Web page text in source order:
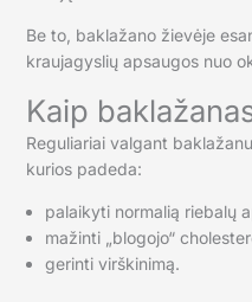
Be to, baklažano žievėje
kraujagyslių apsaugos nuo
Kaip
Reguliariai valgant
kurios padeda:
palaikyti normalią riebalų
mažinti „blogojo“
gerinti virškinimą.